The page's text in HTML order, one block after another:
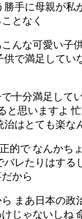
手に母親が
となく
んな可愛い子
で満足して
十分満足し
思いますよ
はとても楽な
で なんかち
レたりはす
から
まあ日本の
じゃないし